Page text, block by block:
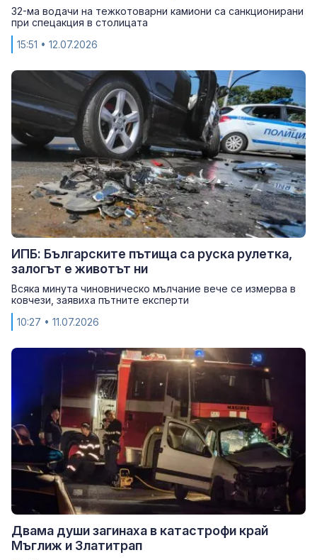
32-ма водачи на тежкотоварни камиони са санкционирани
при спецакция в столицата
15:51 • 12.07.2026
ИПБ: Българските пътища са руска рулетка,
залогът е животът ни
Всяка минута чиновническо мълчание вече се измерва в
ковчези, заявиха пътните експерти
10:27 • 11.07.2026
Двама души загинаха в катастрофи край
Мъглиж и Златитрап